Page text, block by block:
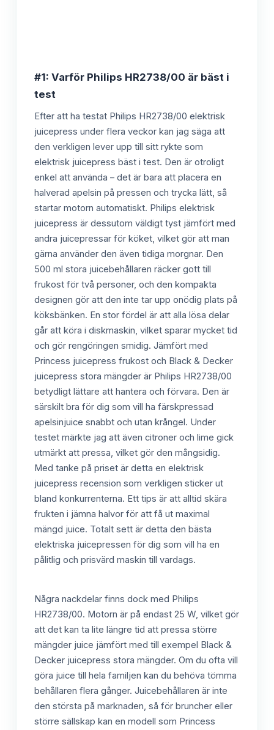
#1: Varför Philips HR2738/00 är bäst i
test
Efter att ha testat Philips HR2738/00 elektrisk
juicepress under flera veckor kan jag säga att
den verkligen lever upp till sitt rykte som
elektrisk juicepress bäst i test. Den är otroligt
enkel att använda – det är bara att placera en
halverad apelsin på pressen och trycka lätt, så
startar motorn automatiskt. Philips elektrisk
juicepress är dessutom väldigt tyst jämfört med
andra juicepressar för köket, vilket gör att man
gärna använder den även tidiga morgnar. Den
500 ml stora juicebehållaren räcker gott till
frukost för två personer, och den kompakta
designen gör att den inte tar upp onödig plats på
köksbänken. En stor fördel är att alla lösa delar
går att köra i diskmaskin, vilket sparar mycket tid
och gör rengöringen smidig. Jämfört med
Princess juicepress frukost och Black & Decker
juicepress stora mängder är Philips HR2738/00
betydligt lättare att hantera och förvara. Den är
särskilt bra för dig som vill ha färskpressad
apelsinjuice snabbt och utan krångel. Under
testet märkte jag att även citroner och lime gick
utmärkt att pressa, vilket gör den mångsidig.
Med tanke på priset är detta en elektrisk
juicepress recension som verkligen sticker ut
bland konkurrenterna. Ett tips är att alltid skära
frukten i jämna halvor för att få ut maximal
mängd juice. Totalt sett är detta den bästa
elektriska juicepressen för dig som vill ha en
pålitlig och prisvärd maskin till vardags.
Några nackdelar finns dock med Philips
HR2738/00. Motorn är på endast 25 W, vilket gör
att det kan ta lite längre tid att pressa större
mängder juice jämfört med till exempel Black &
Decker juicepress stora mängder. Om du ofta vill
göra juice till hela familjen kan du behöva tömma
behållaren flera gånger. Juicebehållaren är inte
den största på marknaden, så för bruncher eller
större sällskap kan en modell som Princess